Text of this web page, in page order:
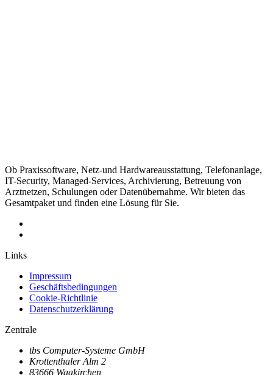
Ob Praxissoftware, Netz-und Hardwareausstattung, Telefonanlage,
IT-Security, Managed-Services, Archivierung, Betreuung von
Arztnetzen, Schulungen oder Datenübernahme. Wir bieten das
Gesamtpaket und finden eine Lösung für Sie.
Links
Impressum
Geschäftsbedingungen
Cookie-Richtlinie
Datenschutzerklärung
Zentrale
tbs Computer-Systeme GmbH
Krottenthaler Alm 2
83666 Waakirchen